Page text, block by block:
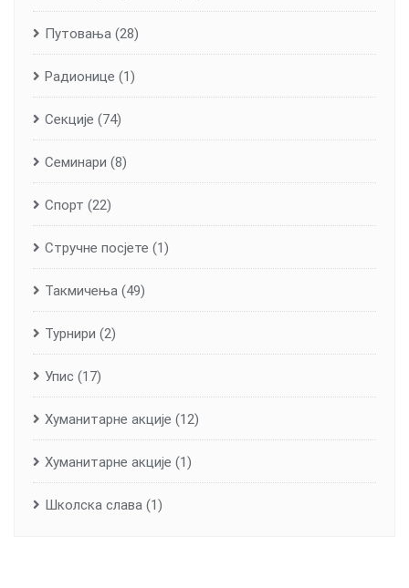
Путовања (28)
Радионице (1)
Секције (74)
Семинари (8)
Спорт (22)
Стручне посјете (1)
Такмичења (49)
Турнири (2)
Упис (17)
Хуманитарне aкције (12)
Хуманитарне акције (1)
Школска слава (1)